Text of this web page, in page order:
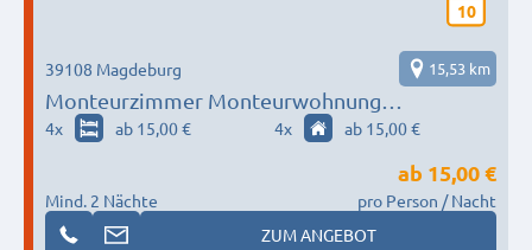
10
Monteurzimmer Monteurwohnung
Gästewohnung in Magdeburg
39108 Magdeburg 15,53 km
4x ab 15,00 € 4x ab 15,00 €
Mind. 2 Nächte
ab 15,00 €
pro Person / Nacht
ZUM ANGEBOT